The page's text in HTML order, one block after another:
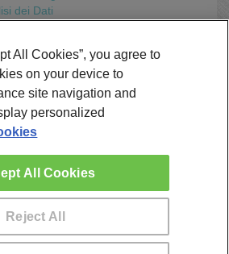
dei Dati
Campus – Roncade (TV)
H-FARM Campus – Roncade (TV)
Informazioni
di protezione dei dati|Contattaci|Sono un
All Cookies”, you agree to
on your device to
site navigation and
personalized
Reject All
All Cookies